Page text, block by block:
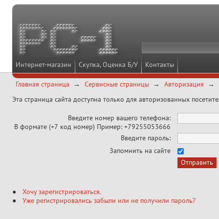
Интернет-магазин Скупка, Оценка Б/У Контакты
Главная страница Сервисные страницы
Авторизация
Эта страница сайта доступна только для авторизованных
Введите номер вашего телефона:
В формате (+7 код номер) Пример: +79255053666
Введите пароль:
Запомнить на сайте
Хочу зарегистрироваться.
Уже регистрировались забыли или не получили пароль?